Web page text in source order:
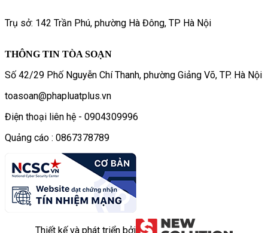
Trụ sở: 142 Trần Phú, phường Hà Đông, TP Hà Nội
THÔNG TIN TÒA SOẠN
Số 42/29 Phố Nguyễn Chí Thanh, phường Giảng Võ, TP. Hà Nội
toasoan@phapluatplus.vn
Điện thoại liên hệ - 0904309996
Quảng cáo : 0867378789
Thiết kế và phát triển bởi